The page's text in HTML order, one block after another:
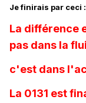
Je finirais par ceci :
La différence
pas dans la
c'est dans
La 0131 est